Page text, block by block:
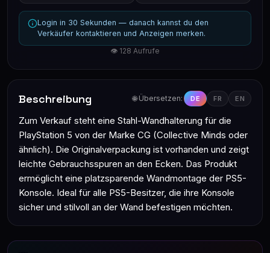
Login in 30 Sekunden — danach kannst du den
Verkäufer kontaktieren und Anzeigen merken.
👁 128 Aufrufe
Beschreibung 🌐 Übersetzen: DE FR EN
Zum Verkauf steht eine Stahl-Wandhalterung für die
PlayStation 5 von der Marke CG (Collective Minds oder
ähnlich). Die Originalverpackung ist vorhanden und zeigt
leichte Gebrauchsspuren an den Ecken. Das Produkt
ermöglicht eine platzsparende Wandmontage der PS5-
Konsole. Ideal für alle PS5-Besitzer, die ihre Konsole
sicher und stilvoll an der Wand befestigen möchten.